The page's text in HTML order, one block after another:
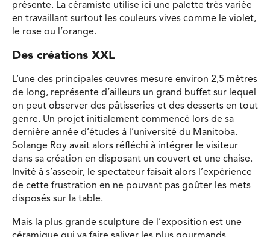
présente. La céramiste utilise ici une palette très variée
en travaillant surtout les couleurs vives comme le violet,
le rose ou l’orange.
Des créations XXL
L’une des principales œuvres mesure environ 2,5 mètres
de long, représente d’ailleurs un grand buffet sur lequel
on peut observer des pâtisseries et des desserts en tout
genre. Un projet initialement commencé lors de sa
dernière année d’études à l’université du Manitoba.
Solange Roy avait alors réfléchi à intégrer le visiteur
dans sa création en disposant un couvert et une chaise.
Invité à s’asseoir, le spectateur faisait alors l’expérience
de cette frustration en ne pouvant pas goûter les mets
disposés sur la table.
Mais la plus grande sculpture de l’exposition est une